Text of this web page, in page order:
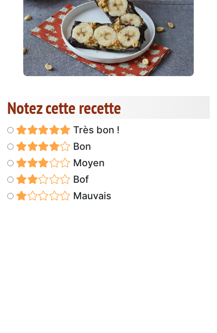
Notez cette recette
Très bon !
Bon
Moyen
Bof
Mauvais